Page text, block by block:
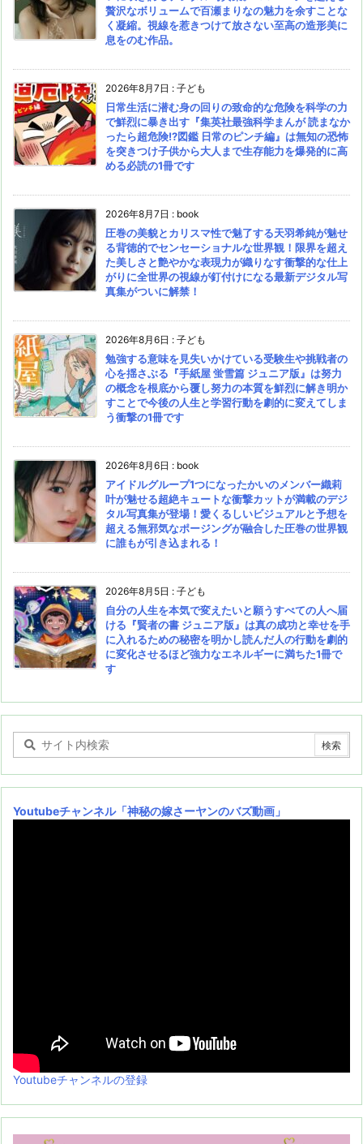
贅沢なボリュームで百瀬まりなの魅力を余すことな
く凝縮。視線を惹きつけて放さない至高の造形美に
息をのむ作品。
2026年8月7日 : 子ども
日常生活に潜む身の回りの致命的な危険を科学の力
で鮮烈に暴き出す『集英社最強科学まんが 読まなか
ったら超危険!?図鑑 日常のピンチ編』は無知の恐怖
を突きつけ子供から大人まで生存能力を爆発的に高
める必読の1冊です
2026年8月7日 : book
圧巻の美貌とカリスマ性で魅了する天羽希純が魅せ
る背徳的でセンセーショナルな世界観！限界を超え
た美しさと艶やかな表現力が織りなす衝撃的な仕上
がりに全世界の視線が釘付けになる最新デジタル写
真集がついに解禁！
2026年8月6日 : 子ども
勉強する意味を見失いかけている受験生や挑戦者の
心を揺さぶる『手紙屋 蛍雪篇 ジュニア版』は努力
の概念を根底から覆し努力の本質を鮮烈に解き明か
すことで今後の人生と学習行動を劇的に変えてしま
う衝撃の1冊です
2026年8月6日 : book
アイドルグループ1つになったかいのメンバー織莉
叶が魅せる超絶キュートな衝撃カットが満載のデジ
タル写真集が登場！愛くるしいビジュアルと予想を
超える無邪気なポージングが融合した圧巻の世界観
に誰もが引き込まれる！
2026年8月5日 : 子ども
自分の人生を本気で変えたいと願うすべての人へ届
ける『賢者の書 ジュニア版』は真の成功と幸せを手
に入れるための秘密を明かし読んだ人の行動を劇的
に変化させるほど強力なエネルギーに満ちた1冊で
す
Youtubeチャンネル「神秘の嫁さーヤンのバズ動画」
Youtubeチャンネルの登録